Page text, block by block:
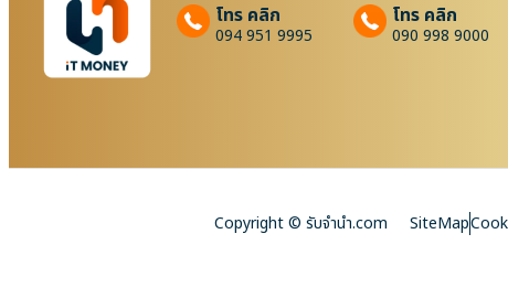
โทร คลิก
094 951 9995
โทร คลิก
090 998 9000
Copyright © รับจํานํา.com SiteMap